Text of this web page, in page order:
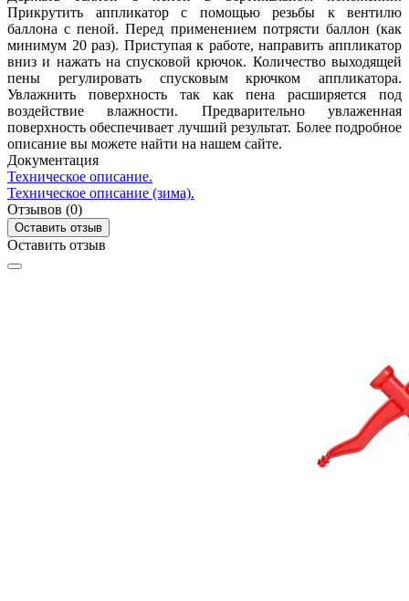
Прикрутить аппликатор с помощью резьбы к вентилю
баллона с пеной. Перед применением потрясти баллон (как
минимум 20 раз). Приступая к работе, направить аппликатор
вниз и нажать на спусковой крючок. Количество выходящей
пены регулировать спусковым крючком аппликатора.
Увлажнить поверхность так как пена расширяется под
воздействие влажности. Предварительно увлаженная
поверхность обеспечивает лучший результат. Более подробное
описание вы можете найти на нашем сайте.
Документация
Техническое описание.
Техническое описание (зима).
Отзывов (0)
Оставить отзыв
Оставить отзыв